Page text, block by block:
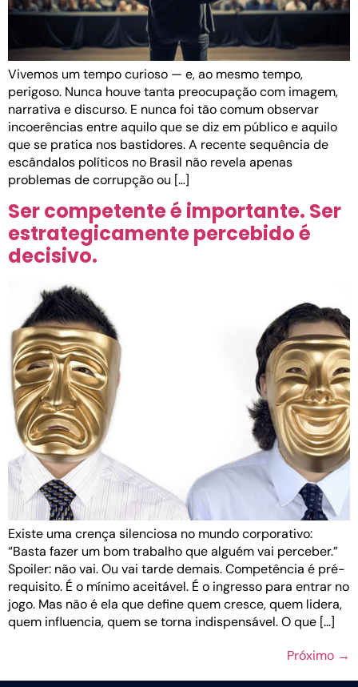
Vivemos um tempo curioso — e, ao mesmo tempo,
perigoso. Nunca houve tanta preocupação com imagem,
narrativa e discurso. E nunca foi tão comum observar
incoerências entre aquilo que se diz em público e aquilo
que se pratica nos bastidores. A recente sequência de
escândalos políticos no Brasil não revela apenas
problemas de corrupção ou […]
Ser competente é importante. Ser
estrategicamente percebido é
decisivo.
Existe uma crença silenciosa no mundo corporativo:
“Basta fazer um bom trabalho que alguém vai perceber.”
Spoiler: não vai. Ou vai tarde demais. Competência é pré-
requisito. É o mínimo aceitável. É o ingresso para entrar no
jogo. Mas não é ela que define quem cresce, quem lidera,
quem influencia, quem se torna indispensável. O que […]
Próximo →